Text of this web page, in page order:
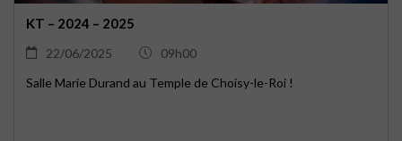
KT – 2024 – 2025
22/06/2025
09h00
Salle Marie Durand au Temple de Choisy-le-Roi !